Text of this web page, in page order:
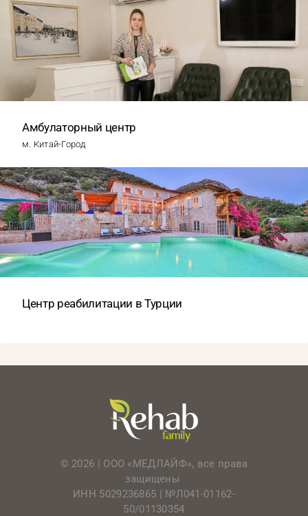
Амбулаторный центр
м. Китай-Город
Центр реабилитации в Турции
© 2026 | ООО «МЕДЛАЙФ», все права
защищены
ИНН 5029236865 | №Л041-01162-
50/01130354